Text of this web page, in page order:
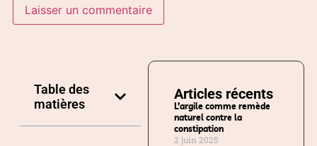
Table des
matières
Articles récents
L’argile comme remède
naturel contre la
constipation
2 juin 2025